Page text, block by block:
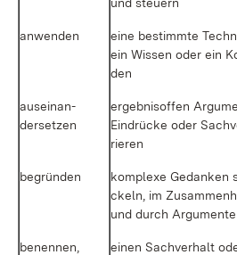
an­wen­den
ei­ne be­stimm­te
ein Wis­sen oder ein
den
aus­ein­an­
der­set­zen
er­geb­nis­of­fen
Ein­drü­cke oder
rie­ren
be­grün­den
kom­ple­xe Ge­dan­ken
ckeln, im
und durch
be­nen­nen,
ei­nen Sach­ver­halt